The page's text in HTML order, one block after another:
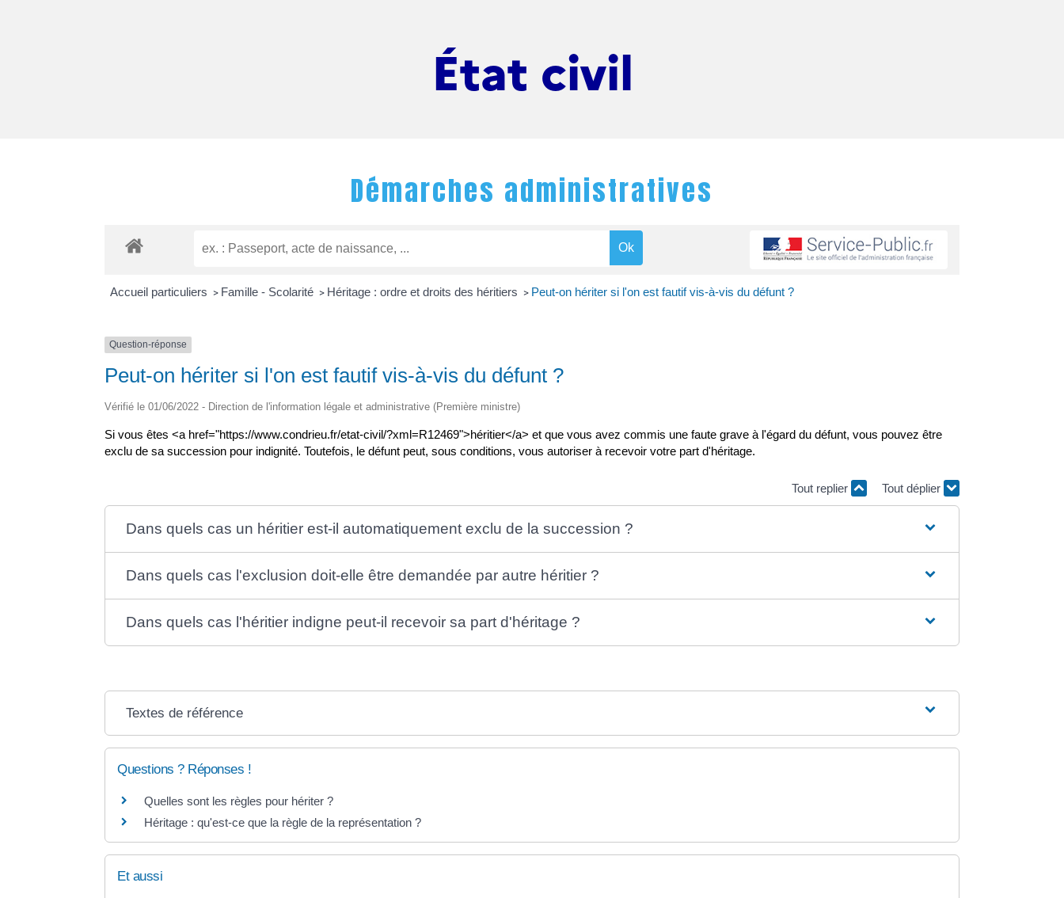
État civil
Démarches administratives
Accueil particuliers > Famille - Scolarité > Héritage : ordre et droits des héritiers > Peut-on hériter si l'on est fautif vis-à-vis du défunt ?
Question-réponse
Peut-on hériter si l'on est fautif vis-à-vis du défunt ?
Vérifié le 01/06/2022 - Direction de l'information légale et administrative (Première ministre)
Si vous êtes <a href="https://www.condrieu.fr/etat-civil/?xml=R12469">héritier</a> et que vous avez commis une faute grave à l'égard du défunt, vous pouvez être
exclu de sa succession pour indignité. Toutefois, le défunt peut, sous conditions, vous autoriser à recevoir votre part d'héritage.
Tout replier Tout déplier
Dans quels cas un héritier est-il automatiquement exclu de la succession ?
Dans quels cas l'exclusion doit-elle être demandée par autre héritier ?
Dans quels cas l'héritier indigne peut-il recevoir sa part d'héritage ?
Textes de référence
Questions ? Réponses !
Quelles sont les règles pour hériter ?
Héritage : qu'est-ce que la règle de la représentation ?
Et aussi